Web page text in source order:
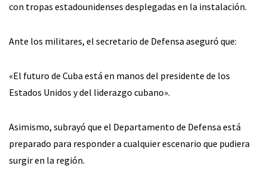
con tropas estadounidenses desplegadas en la instalación.
Ante los militares, el secretario de Defensa aseguró que:
«El futuro de Cuba está en manos del presidente de los
Estados Unidos y del liderazgo cubano».
Asimismo, subrayó que el Departamento de Defensa está
preparado para responder a cualquier escenario que pudiera
surgir en la región.